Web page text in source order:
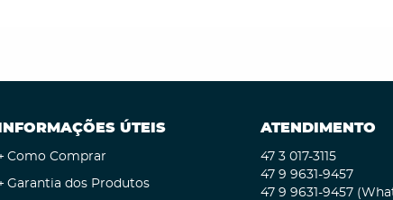
INFORMAÇÕES ÚTEIS
Como Comprar
Garantia dos Produtos
ATENDIMENTO
47 3 017-3115
47 9 9631-9457
47 9 9631-9457